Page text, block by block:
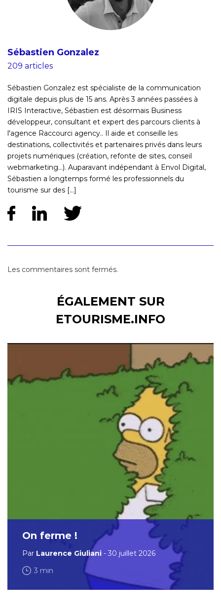
Sébastien Gonzalez
209 articles
Sébastien Gonzalez est spécialiste de la communication
digitale depuis plus de 15 ans. Après 3 années passées à
IRIS Interactive, Sébastien est désormais Business
développeur, consultant et expert des parcours clients à
l'agence Raccourci agency.. Il aide et conseille les
destinations, collectivités et partenaires privés dans leurs
projets numériques (création, refonte de sites, conseil
webmarketing...). Auparavant indépendant à Envol Digital,
Sébastien a longtemps formé les professionnels du
tourisme sur des [...]
Les commentaires sont fermés.
ÉGALEMENT SUR
ETOURISME.INFO
On ferme !
Par Laurence Giuliani - 30 juillet 2026
3 min